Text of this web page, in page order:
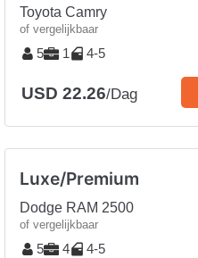
Toyota Camry
of vergelijkbaar
5 1 4-5
USD 22.26/Dag
Luxe/Premium
Dodge RAM 2500
of vergelijkbaar
5 4 4-5